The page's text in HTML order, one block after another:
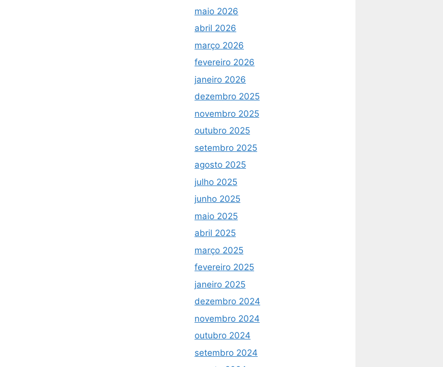
maio 2026
abril 2026
março 2026
fevereiro 2026
janeiro 2026
dezembro 2025
novembro 2025
outubro 2025
setembro 2025
agosto 2025
julho 2025
junho 2025
maio 2025
abril 2025
março 2025
fevereiro 2025
janeiro 2025
dezembro 2024
novembro 2024
outubro 2024
setembro 2024